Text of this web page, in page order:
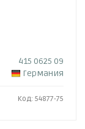
415 0625 09
Германия
Код: 54877-75